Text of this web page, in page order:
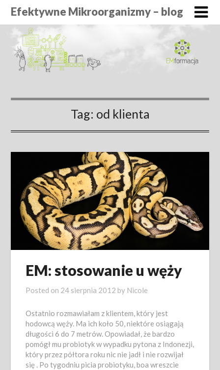
Efektywne Mikroorganizmy – blog
Tag: od klienta
EM: stosowanie u węży
Posted on 24 sierpnia 2012 by Nicole
Ostatnio rozmawiałam z klientem, który jest
hodowcą węży. Ma ich koło 50, niektóre osiągają
długości 6 do 7 metrów. Opowiadał, że bardzo
pomógł mu probiotyk w wypadku pytona z Indonezji,
który przez półtora roku nic nie jadł i nie rozwijał
się . Po tygodniu picia probiotyku, boa wreszcie